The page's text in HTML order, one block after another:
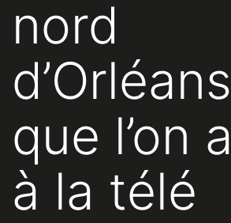
nord
que l’on
à la télé